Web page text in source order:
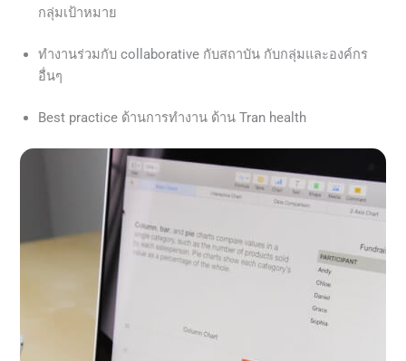
กลุ่มเป้าหมาย
ทำงานร่วมกับ collaborative กับสถาบัน กับกลุ่มและองค์กร
อื่นๆ
Best practice ด้านการทำงาน ด้าน Tran health